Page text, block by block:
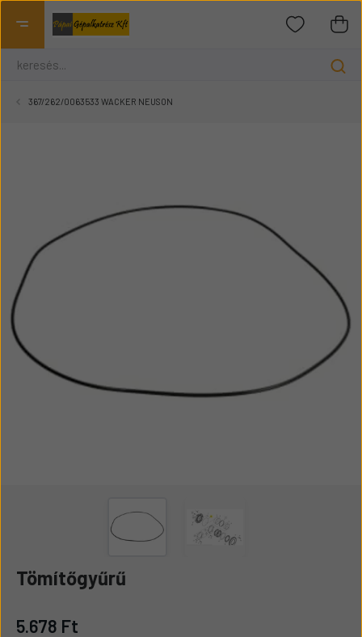
367/262/0063533 WACKER NEUSON
Tömítőgyűrű
5.678 Ft